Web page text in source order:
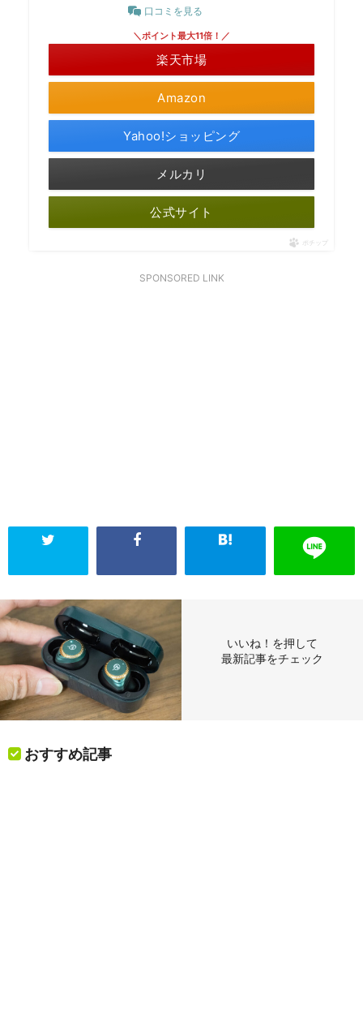
口コミを見る
Amazon
＼ポイント最大11倍！／
楽天市場
Yahoo!ショッピング
メルカリ
公式サイト
ポチップ
SPONSORED LINK
いいね！を押して
最新記事をチェック
おすすめ記事